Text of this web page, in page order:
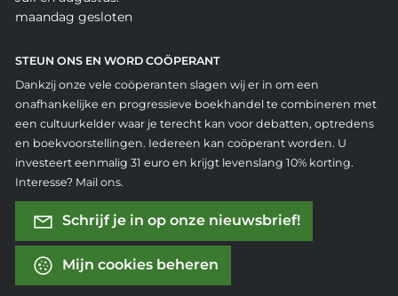
maandag gesloten
STEUN ONS EN WORD COÖPERANT
Dankzij onze vele coöperanten slagen wij er in om een
onafhankelijke en progressieve boekhandel te combineren met
een cultuurkelder waar je terecht kan voor debatten, optredens
en boekvoorstellingen. Iedereen kan coöperant worden. U
investeert eenmalig 31 euro en krijgt levenslang 10% korting.
Interesse? Mail ons.
Schrijf je in op onze nieuwsbrief!
Mijn cookies beheren